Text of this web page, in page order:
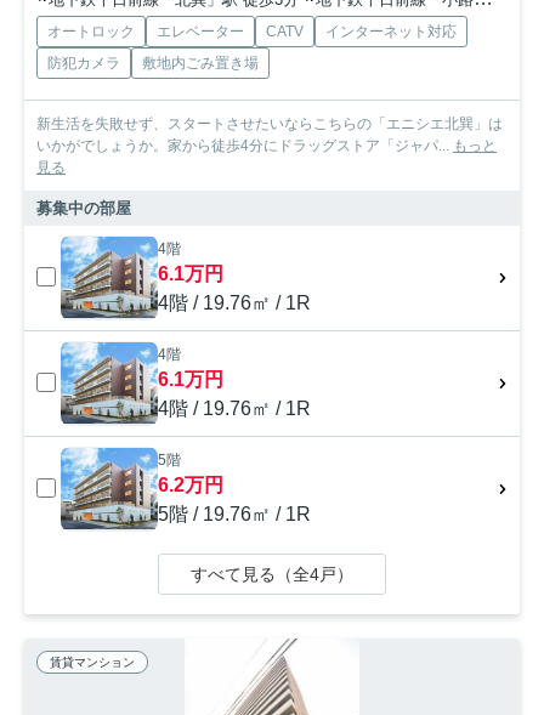
オートロック エレベーター CATV
インターネット対応
防犯カメラ
敷地内ごみ置き場
新生活を失敗せず、スタートさせたいならこちらの「エニシエ北巽」は
いかがでしょうか。家から徒歩4分にドラッグストア「ジャパ...
もっと
見る
募集中の部屋
4階
6.1万円
4階 / 19.76㎡ / 1R
4階
6.1万円
4階 / 19.76㎡ / 1R
5階
6.2万円
5階 / 19.76㎡ / 1R
すべて見る（全4戸）
賃貸マンション